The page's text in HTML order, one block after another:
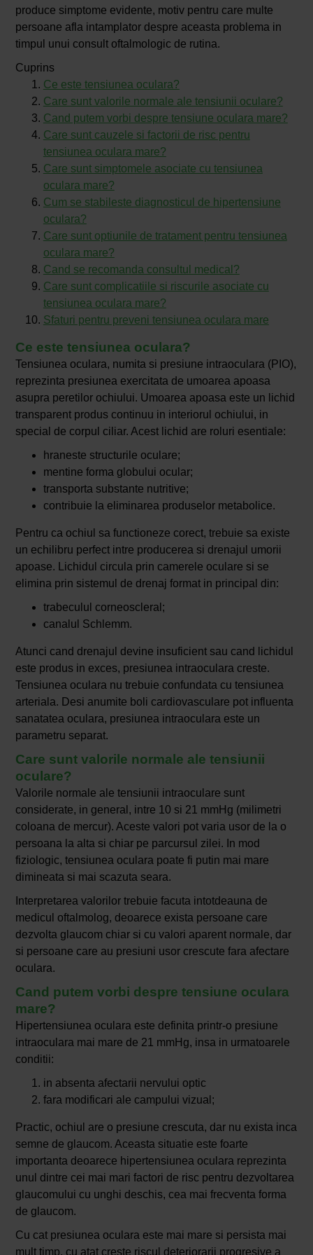
produce simptome evidente, motiv pentru care multe
persoane afla intamplator despre aceasta problema in
timpul unui consult oftalmologic de rutina.
Cuprins
Ce este tensiunea oculara?
Care sunt valorile normale ale tensiunii oculare?
Cand putem vorbi despre tensiune oculara mare?
Care sunt cauzele si factorii de risc pentru
tensiunea oculara mare?
Care sunt simptomele asociate cu tensiunea
oculara mare?
Cum se stabileste diagnosticul de hipertensiune
oculara?
Care sunt optiunile de tratament pentru tensiunea
oculara mare?
Cand se recomanda consultul medical?
Care sunt complicatiile si riscurile asociate cu
tensiunea oculara mare?
Sfaturi pentru preveni tensiunea oculara mare
Ce este tensiunea oculara?
Tensiunea oculara, numita si presiune intraoculara (PIO),
reprezinta presiunea exercitata de umoarea apoasa
asupra peretilor ochiului. Umoarea apoasa este un lichid
transparent produs continuu in interiorul ochiului, in
special de corpul ciliar. Acest lichid are roluri esentiale:
hraneste structurile oculare;
mentine forma globului ocular;
transporta substante nutritive;
contribuie la eliminarea produselor metabolice.
Pentru ca ochiul sa functioneze corect, trebuie sa existe
un echilibru perfect intre producerea si drenajul umorii
apoase. Lichidul circula prin camerele oculare si se
elimina prin sistemul de drenaj format in principal din:
trabeculul corneoscleral;
canalul Schlemm.
Atunci cand drenajul devine insuficient sau cand lichidul
este produs in exces, presiunea intraoculara creste.
Tensiunea oculara nu trebuie confundata cu tensiunea
arteriala. Desi anumite boli cardiovasculare pot influenta
sanatatea oculara, presiunea intraoculara este un
parametru separat.
Care sunt valorile normale ale tensiunii
oculare?
Valorile normale ale tensiunii intraoculare sunt
considerate, in general, intre 10 si 21 mmHg (milimetri
coloana de mercur). Aceste valori pot varia usor de la o
persoana la alta si chiar pe parcursul zilei. In mod
fiziologic, tensiunea oculara poate fi putin mai mare
dimineata si mai scazuta seara.
Interpretarea valorilor trebuie facuta intotdeauna de
medicul oftalmolog, deoarece exista persoane care
dezvolta glaucom chiar si cu valori aparent normale, dar
si persoane care au presiuni usor crescute fara afectare
oculara.
Cand putem vorbi despre tensiune oculara
mare?
Hipertensiunea oculara este definita printr-o presiune
intraoculara mai mare de 21 mmHg, insa in urmatoarele
conditii:
in absenta afectarii nervului optic
fara modificari ale campului vizual;
Practic, ochiul are o presiune crescuta, dar nu exista inca
semne de glaucom. Aceasta situatie este foarte
importanta deoarece hipertensiunea oculara reprezinta
unul dintre cei mai mari factori de risc pentru dezvoltarea
glaucomului cu unghi deschis, cea mai frecventa forma
de glaucom.
Cu cat presiunea oculara este mai mare si persista mai
mult timp, cu atat creste riscul deteriorarii progresive a